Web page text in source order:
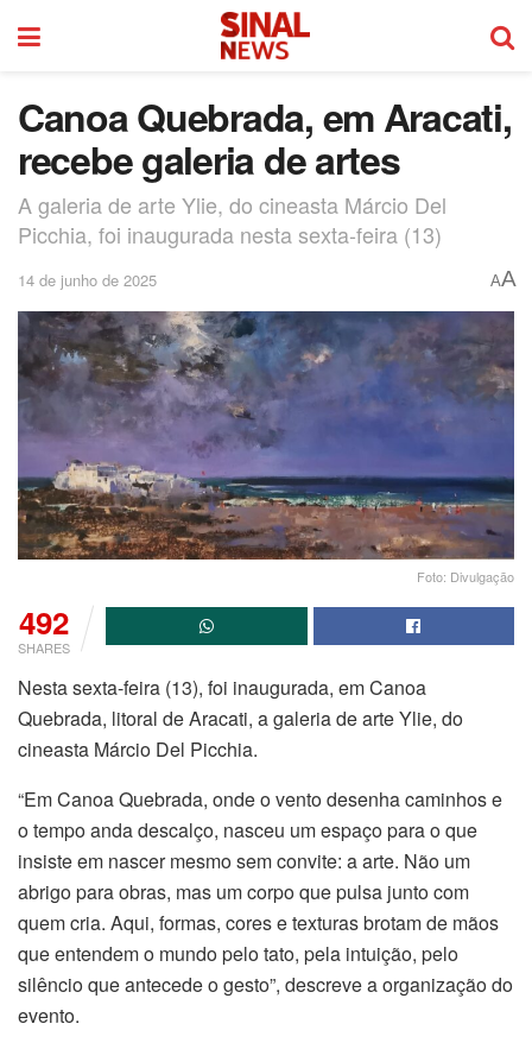
Canoa Quebrada, em Aracati,
recebe galeria de artes
A galeria de arte Ylie, do cineasta Márcio Del
Picchia, foi inaugurada nesta sexta-feira (13)
14 de junho de 2025 AA
Foto: Divulgação
492
SHARES
Nesta sexta-feira (13), foi inaugurada, em Canoa
Quebrada, litoral de Aracati, a galeria de arte Ylie, do
cineasta Márcio Del Picchia.
“Em Canoa Quebrada, onde o vento desenha caminhos e
o tempo anda descalço, nasceu um espaço para o que
insiste em nascer mesmo sem convite: a arte. Não um
abrigo para obras, mas um corpo que pulsa junto com
quem cria. Aqui, formas, cores e texturas brotam de mãos
que entendem o mundo pelo tato, pela intuição, pelo
silêncio que antecede o gesto”, descreve a organização do
evento.